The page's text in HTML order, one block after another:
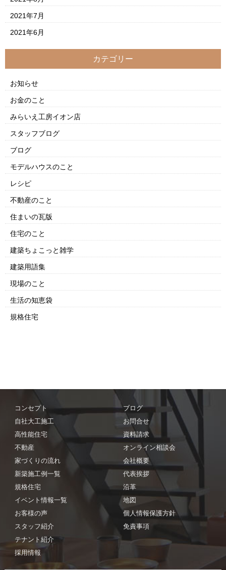
2021年7月
2021年6月
カテゴリー
お知らせ
お金のこと
みらいえ工房イオン店
スタッフブログ
ブログ
モデルハウスのこと
レシピ
不動産のこと
住まいの瓦版
住宅のこと
建築ちょこっと雑学
建築用語集
現場のこと
生活の知恵袋
規格住宅
コンセプト
自社大工施工
高性能住宅
不動産
家づくりの流れ
新築施工例一覧
規格住宅
イベント情報一覧
お客様の声
スタッフ紹介
テナント紹介
採用情報
ブログ
お問合せ
資料請求
オンライン相談会
会社概要
代表挨拶
沿革
地図
個人情報保護方針
免責事項